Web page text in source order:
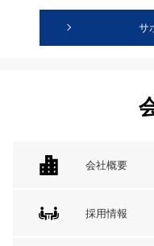
サ
会社概要
採用情報